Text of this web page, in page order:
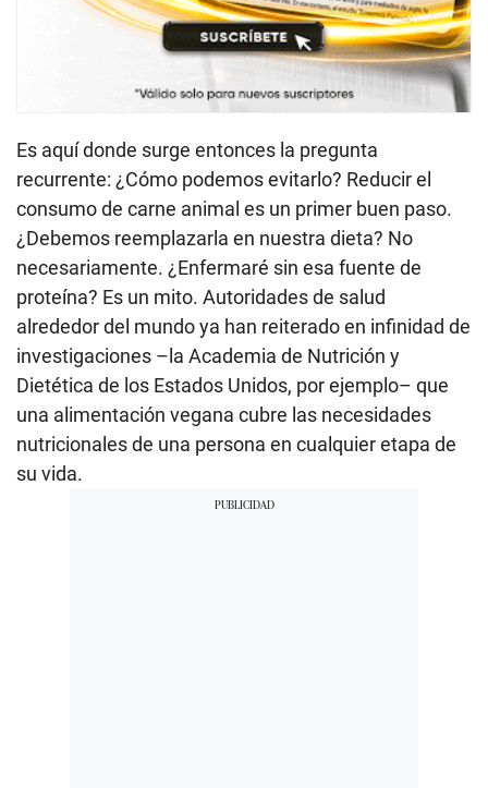
Es aquí donde surge entonces la pregunta
recurrente: ¿Cómo podemos evitarlo? Reducir el
consumo de carne animal es un primer buen paso.
¿Debemos reemplazarla en nuestra dieta? No
necesariamente. ¿Enfermaré sin esa fuente de
proteína? Es un mito. Autoridades de salud
alrededor del mundo ya han reiterado en infinidad de
investigaciones –la Academia de Nutrición y
Dietética de los Estados Unidos, por ejemplo– que
una alimentación vegana cubre las necesidades
nutricionales de una persona en cualquier etapa de
su vida.